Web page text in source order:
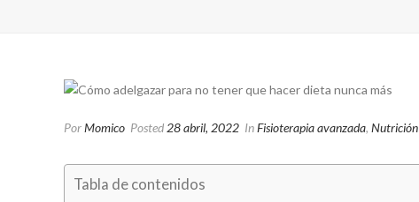
PorMomico Posted 28 abril, 2022 InFisioterapia avanzada,
Tabla de contenidos